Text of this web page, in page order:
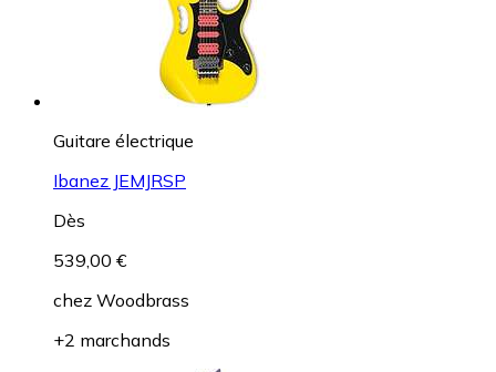
Guitare électrique
Ibanez JEMJRSP
Dès
539,00 €
chez Woodbrass
+2 marchands